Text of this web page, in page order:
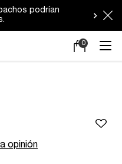
podrían
Mi
0
0 producto
opinión